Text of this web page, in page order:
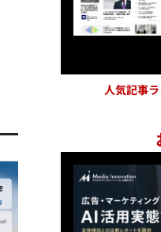
人気記事